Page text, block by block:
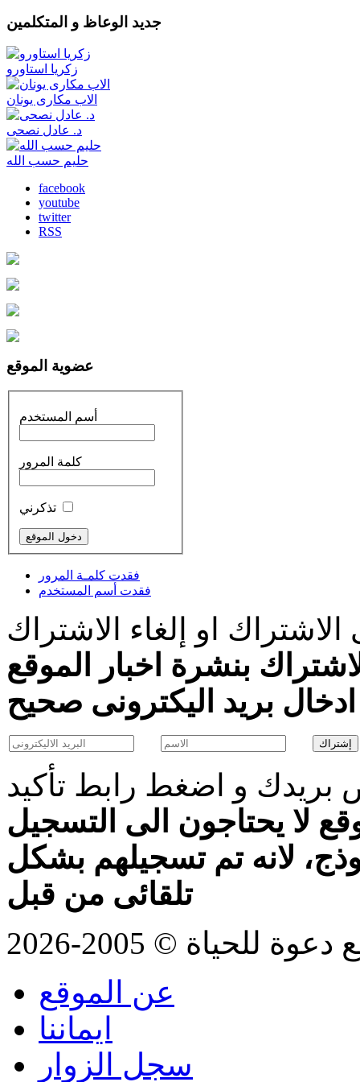
جديد الوعاظ و المتكلمين
زكريا استاورو
الاب مكارى يونان
د. عادل نصحى
حليم حسب الله
facebook
youtube
twitter
RSS
عضوية الموقع
أسم المستخدم
كلمة المرور
فقدت كلمـة المرور
فقدت أسم المستخدم
او إلغاء الاشتراك
بنشرة اخبار الموقع
و اضغط رابط تأكيد
لا يحتاجون الى التسجيل
لانه تم تسجيلهم بشكل
تلقائى من قبل
© 2005-2026
عن الموقع
ايماننا
سجل الزوار